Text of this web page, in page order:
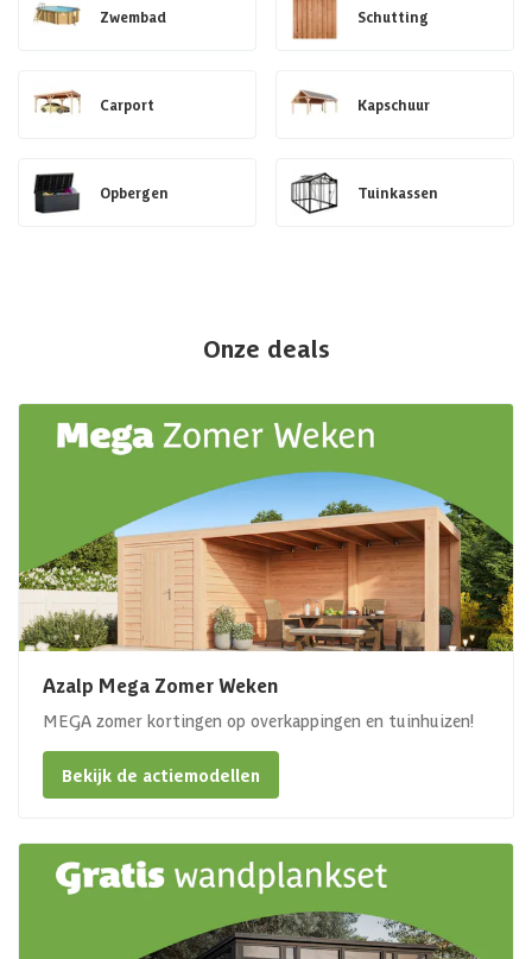
Zwembad Schutting
Carport Kapschuur
Opbergen Tuinkassen
Onze deals
Azalp Mega Zomer Weken
MEGA zomer kortingen op overkappingen en tuinhuizen!
Bekijk de actiemodellen